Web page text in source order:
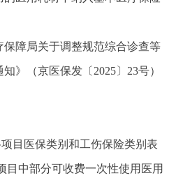
障局关于调整规范综合诊查等
》（京医保发〔2025〕23号）
目医保类别和工伤保险类别表
中部分可收费一次性使用医用